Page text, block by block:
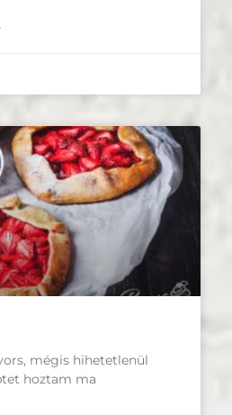
mégis hihetetlenül
hoztam ma